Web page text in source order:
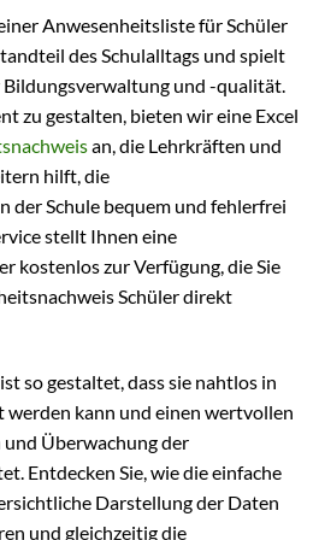
Anwesenheitsliste für Schüler
des Schulalltags und spielt
Bildungsverwaltung und -qualität.
zu gestalten, bieten wir eine Excel
an, die Lehrkräften und
hilft, die
der Schule bequem und fehlerfrei
stellt Ihnen eine
kostenlos zur Verfügung, die Sie
Schüler direkt
so gestaltet, dass sie nahtlos in
werden kann und einen wertvollen
Überwachung der
Entdecken Sie, wie die einfache
Darstellung der Daten
und gleichzeitig die